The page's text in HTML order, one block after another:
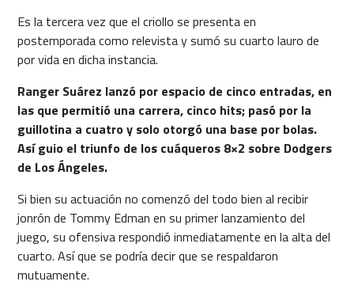
Es la tercera vez que el criollo se presenta en
postemporada como relevista y sumó su cuarto lauro de
por vida en dicha instancia.
Ranger Suárez lanzó por espacio de cinco entradas, en
las que permitió una carrera, cinco hits; pasó por la
guillotina a cuatro y solo otorgó una base por bolas.
Así guio el triunfo de los cuáqueros 8×2 sobre Dodgers
de Los Ángeles.
Si bien su actuación no comenzó del todo bien al recibir
jonrón de Tommy Edman en su primer lanzamiento del
juego, su ofensiva respondió inmediatamente en la alta del
cuarto. Así que se podría decir que se respaldaron
mutuamente.